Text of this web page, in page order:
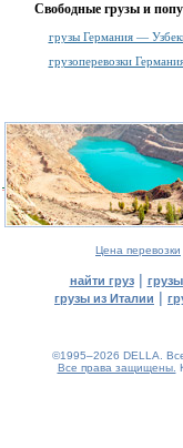
Свободные грузы и
грузы Германия —
грузоперевозки
Цена перевозки
найти груз|
грузы из Италии |
©1995–2026 DELLA.
Все права защищены.